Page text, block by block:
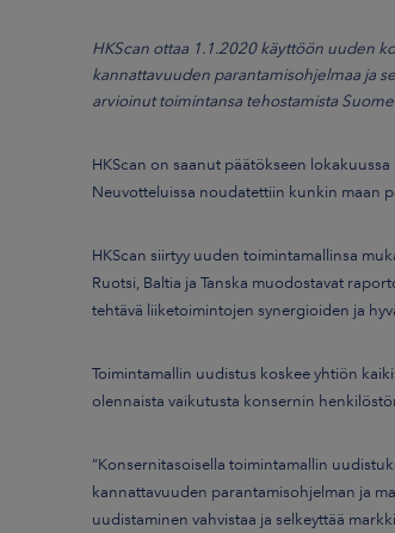
HKScan ottaa 1.1.2020 käyttöön uuden
kannattavuuden parantamisohjelmaa ja
arvioinut toimintansa tehostamista
HKScan on saanut päätökseen
Neuvotteluissa noudatettiin kunkin maan
HKScan siirtyy uuden toimintamallinsa
Ruotsi, Baltia ja Tanska muodostavat
tehtävä liiketoimintojen synergioiden ja
Toimintamallin uudistus koskee yhtiön
olennaista vaikutusta konsernin
”Konsernitasoisella toimintamallin
kannattavuuden parantamisohjelman ja
uudistaminen vahvistaa ja selkeyttää